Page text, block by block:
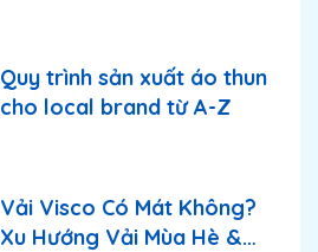
Quy trình sản xuất áo thun
cho local brand từ A-Z
Vải Visco Có Mát Không?
Xu Hướng Vải Mùa Hè &